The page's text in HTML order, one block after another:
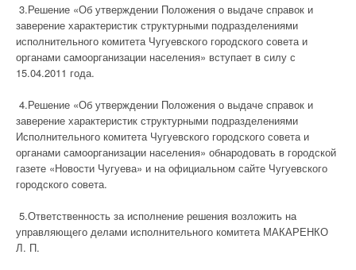
3.Решение «Об утверждении Положения о выдаче справок и
заверение характеристик структурными подразделениями
исполнительного комитета Чугуевского городского совета и
органами самоорганизации населения» вступает в силу с
15.04.2011 года.
4.Решение «Об утверждении Положения о выдаче справок и
заверение характеристик структурными подразделениями
Исполнительного комитета Чугуевского городского совета и
органами самоорганизации населения» обнародовать в городской
газете «Новости Чугуева» и на официальном сайте Чугуевского
городского совета.
5.Ответственность за исполнение решения возложить на
управляющего делами исполнительного комитета МАКАРЕНКО
Л. П.